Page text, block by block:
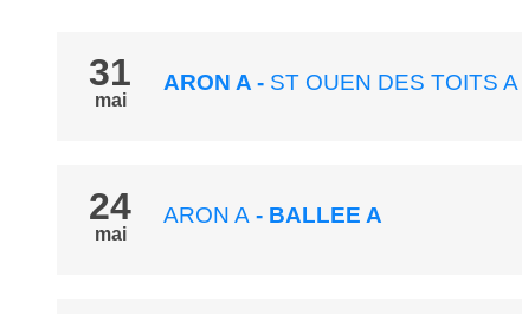
31
mai
ARON A - ST OUEN DES TOITS A
24
mai
ARON A - BALLEE A